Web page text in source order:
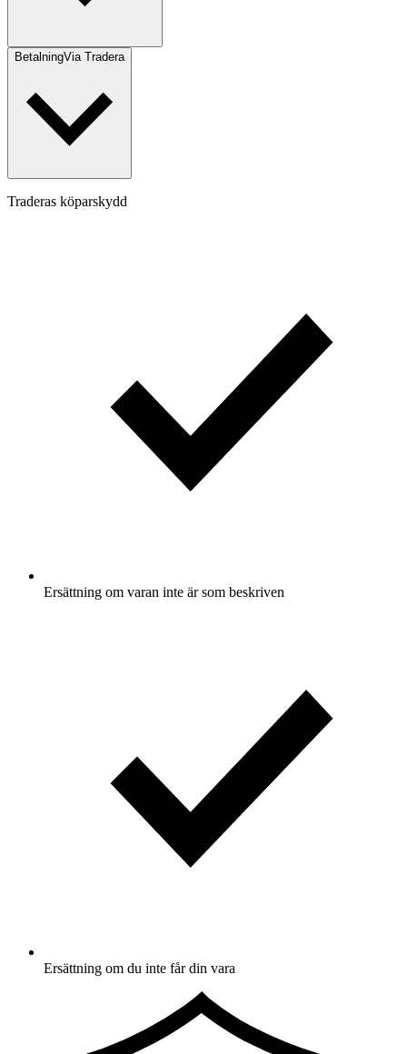
BetalningVia Tradera
Traderas köparskydd
Ersättning om varan inte är som beskriven
Ersättning om du inte får din vara